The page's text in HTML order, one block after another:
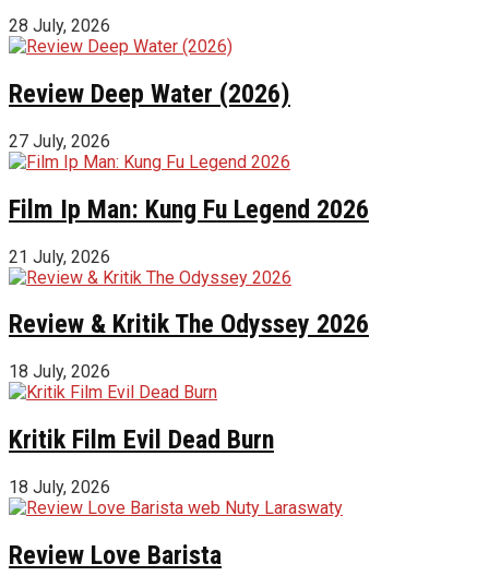
28 July, 2026
Review Deep Water (2026)
27 July, 2026
Film Ip Man: Kung Fu Legend 2026
21 July, 2026
Review & Kritik The Odyssey 2026
18 July, 2026
Kritik Film Evil Dead Burn
18 July, 2026
Review Love Barista